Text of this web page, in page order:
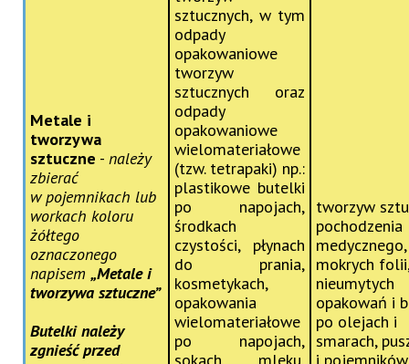
Metale i
tworzywa
sztuczne - należy
zbierać
w pojemnikach lub
workach koloru
żółtego
oznaczonego
napisem „Metale i
tworzywa sztuczne”
Butelki należy
zgnieść przed
sztucznych, w tym
odpady
opakowaniowe
tworzyw
sztucznych oraz
odpady
opakowaniowe
wielomateriałowe
(tzw. tetrapaki) np.:
plastikowe butelki
po napojach,
środkach
czystości, płynach
do prania,
kosmetykach,
opakowania
wielomateriałowe
po napojach,
tworzyw
pochodzenia
medycznego,
mokrych
nieumytych
opakowań i
po olejach i
smarach,